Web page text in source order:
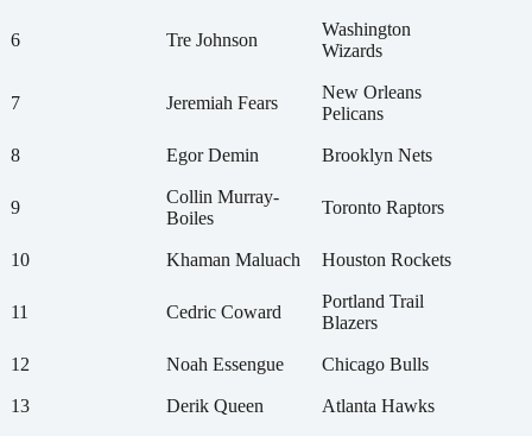
6 Tre Johnson
Washington
Wizards
7 Jeremiah Fears
New Orleans
Pelicans
8 Egor Demin Brooklyn Nets
9
Collin Murray-
Boiles
Toronto Raptors
10 Khaman Maluach Houston Rockets
11 Cedric Coward
Portland Trail
Blazers
12 Noah Essengue Chicago Bulls
13 Derik Queen Atlanta Hawks